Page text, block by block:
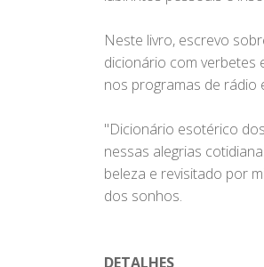
Neste livro, escrevo
dicionário com verbetes
nos programas de rádio
"Dicionário esotérico
nessas alegrias
beleza e revisitado por
dos sonhos.
DETALHES